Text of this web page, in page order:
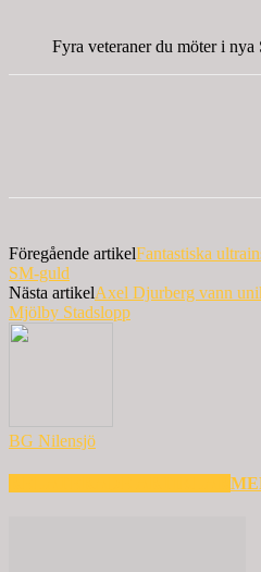
Fyra veteraner du möter i nya
Föregående artikelFantastiska
SM-guld
Nästa artikelAxel Djurberg vann
Mjölby Stadslopp
BG Nilensjö